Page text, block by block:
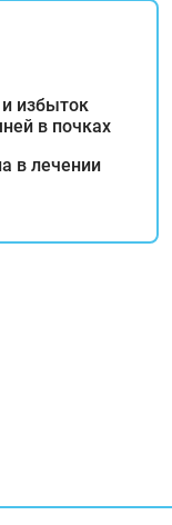
избыток
в почках
в лечении